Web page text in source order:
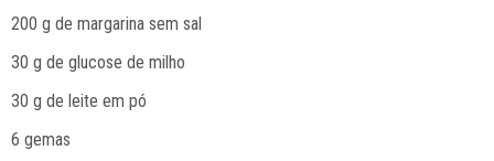
200 g de margarina sem sal
30 g de glucose de milho
30 g de leite em pó
6 gemas